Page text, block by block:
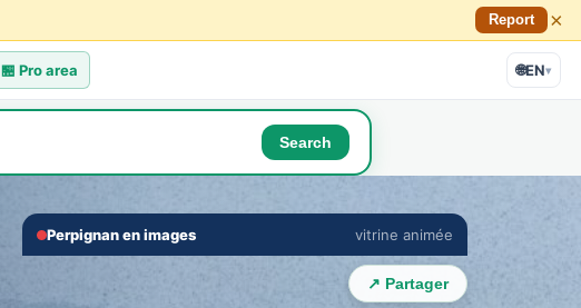
Report ×
🏪Pro area 🌐EN▾
Search
Perpignan en images vitrine animée
💬 THE TOWN LOUNGE
Everyone in their language · auto translation →
‹ ›
🔇 ⛶
↗ Partager